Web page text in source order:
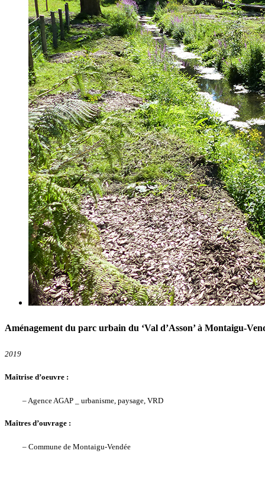
Aménagement du parc urbain du ‘Val d’Asson’ à Montaigu-
2019
Maîtrise d’oeuvre :
– Agence AGAP _ urbanisme, paysage, VRD
Maîtres d’ouvrage :
– Commune de Montaigu-Vendée